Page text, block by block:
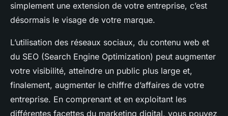
simplement une extension de votre entreprise, c’est
désormais le visage de votre marque.
L’utilisation des réseaux sociaux, du contenu web et
du SEO (Search Engine Optimization) peut augmenter
votre visibilité, atteindre un public plus large et,
finalement, augmenter le chiffre d’affaires de votre
entreprise. En comprenant et en exploitant les
différentes facettes du marketing digital, vous pouvez